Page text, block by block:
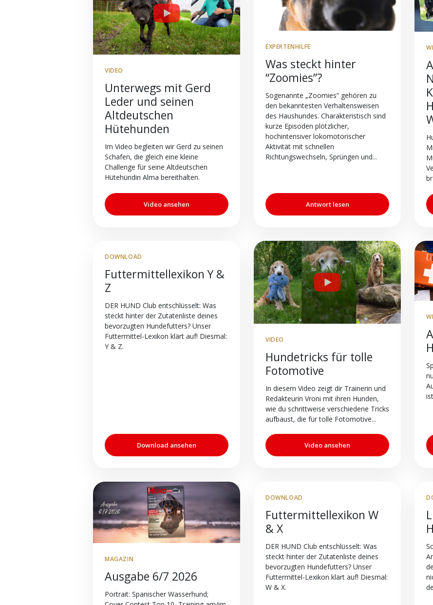
VIDEO
Unterwegs mit Gerd
Leder und seinen
Altdeutschen
Hütehunden
Im Video begleiten wir Gerd zu seinen
Schafen, die gleich eine kleine
Challenge für seine Altdeutschen
Hütehündin Alma bereithalten.
Video ansehen
EXPERTENHILFE
Was steckt hinter
“Zoomies”?
Sogenannte „Zoomies“ gehören zu
den bekanntesten Verhaltensweisen
des Haushundes. Charakteristisch sind
kurze Episoden plötzlicher,
hochintensiver lokomotorischer
Aktivität mit schnellen
Richtungswechseln, Sprüngen und...
Antwort lesen
DOWNLOAD
Futtermittellexikon Y &
Z
DER HUND Club entschlüsselt: Was
steckt hinter der Zutatenliste deines
bevorzugten Hundefutters? Unser
Futtermittel-Lexikon klärt auf! Diesmal:
Y & Z.
Download ansehen
VIDEO
Hundetricks für tolle
Fotomotive
In diesem Video zeigt dir Trainerin und
Redakteurin Vroni mit ihren Hunden,
wie du schrittweise verschiedene Tricks
aufbaust, die für tolle Fotomotive...
Video ansehen
MAGAZIN
Ausgabe 6/7 2026
Portrait: Spanischer Wasserhund;
DOWNLOAD
Futtermittellexikon W
& X
DER HUND Club entschlüsselt: Was
steckt hinter der Zutatenliste deines
bevorzugten Hundefutters? Unser
Futtermittel-Lexikon klärt auf! Diesmal:
W & X.